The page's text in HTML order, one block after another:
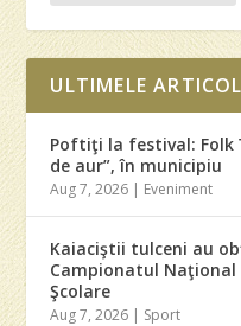
ULTIMELE
Poftiţi la festival: Folk
de aur”, în municipiu
Aug 7, 2026 | Eveniment
Kaiaciştii tulceni au
Campionatul
Şcolare
Aug 7, 2026 | Sport